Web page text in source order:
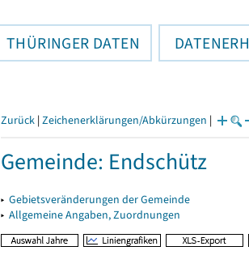
THÜRINGER DATEN
Zurück | Zeichenerklärungen/Abkürzungen |
Gemeinde: Endschütz
▸ Gebietsveränderungen der Gemeinde
▸ Allgemeine Angaben, Zuordnungen